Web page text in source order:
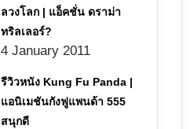
ลวงโลก | แอ็คชั่น ดราม่า
ทริลเลอร์?
4 January 2011
รีวิวหนัง Kung Fu Panda |
แอนิเมชันกังฟูแพนด้า 555
สนุกดี